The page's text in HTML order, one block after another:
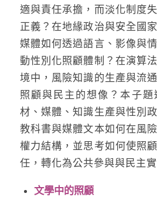
適與責任承擔，而淡化制度
正義？在地緣政治與安全國
媒體如何透過語言、影像與
動性別化照顧體制？在演算
境中，風險知識的生產與流
照顧與民主的想像？本子
材、媒體、知識生產與性別
教科書與媒體文本如何在風
權力結構，並思考如何使照
任，轉化為公共參與與民主
文學中的照顧